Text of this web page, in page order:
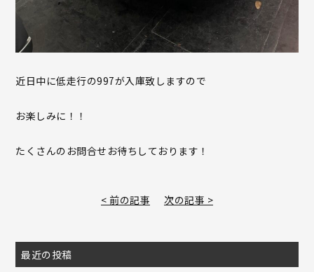
近日中に低走行の997が入庫致しますので
お楽しみに！！
たくさんのお問合せお待ちしております！
< 前の記事 次の記事 >
最近の投稿